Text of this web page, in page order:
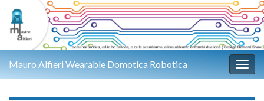
Mauro Alfieri Wearable Domotica Robotica